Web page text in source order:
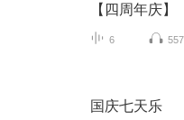
【四周年庆】
6 557
国庆七天乐